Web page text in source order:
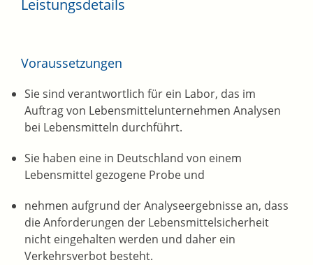
Leistungsdetails
Voraussetzungen
Sie sind verantwortlich für ein Labor, das im
Auftrag von Lebensmittelunternehmen Analysen
bei Lebensmitteln durchführt.
Sie haben eine in Deutschland von einem
Lebensmittel gezogene Probe und
nehmen aufgrund der Analyseergebnisse an, dass
die Anforderungen der Lebensmittelsicherheit
nicht eingehalten werden und daher ein
Verkehrsverbot besteht.